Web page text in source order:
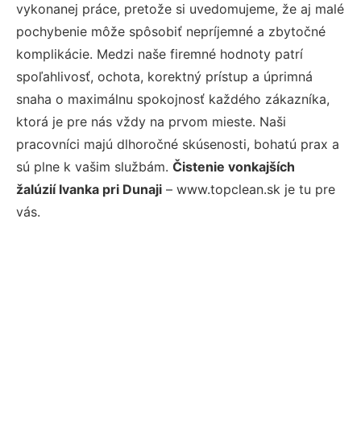
vykonanej práce, pretože si uvedomujeme, že aj malé
pochybenie môže spôsobiť nepríjemné a zbytočné
komplikácie. Medzi naše firemné hodnoty patrí
spoľahlivosť, ochota, korektný prístup a úprimná
snaha o maximálnu spokojnosť každého zákazníka,
ktorá je pre nás vždy na prvom mieste. Naši
pracovníci majú dlhoročné skúsenosti, bohatú prax a
sú plne k vašim službám. Čistenie vonkajších
žalúzií Ivanka pri Dunaji – www.topclean.sk je tu pre
vás.